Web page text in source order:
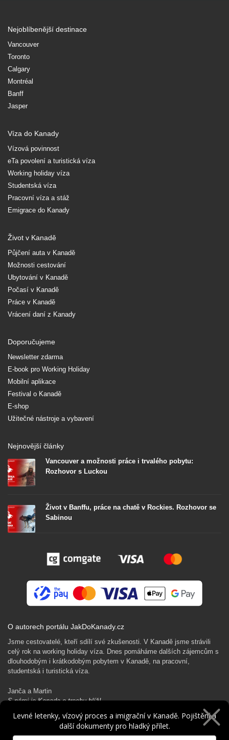
Nejoblíbenější destinace
Vancouver
Toronto
Calgary
Montréal
Banff
Jasper
Víza do Kanady
Vízová povinnost
eTa povolení a turistická víza
Working holiday víza
Studentská víza
Pracovní víza a stáž
Emigrace do Kanady
Život v Kanadě
Půjčení auta v Kanadě
Možnosti cestování
Ubytování v Kanadě
Počasí v Kanadě
Práce v Kanadě
Vrácení daní z Kanady
Doporučujeme
Newsletter zdarma
E-book pro Working Holiday
Mobilní aplikace
Festival o Kanadě
E-shop
Užitečné nástroje a vybavení
Nejnovější články
Vancouver a možnosti práce i trvalého pobytu:
Rozhovor s Luckou
Život v Banffu, práce na chatě v Rockies. Rozhovor se
Sabinou
O autorech portálu JakDoKanady.cz
Jsme cestovatelé, kteří sdílí své zkušenosti. V Kanadě jsme strávili
celý rok na working holiday víza. Dnes pomáháme dalších zájemcům s
dlouhodobým i krátkodobým pobytem v Kanadě, na pracovní,
studentská i turistická víza.
Janča a Martin
S námi je Kanada o trochu blíž!
Rádi Ti pomůžeme s kanadským dobrodružstvím…
Levné letenky, vízový proces a imigrační v Kanadě. Pojištění a
další dokumenty pro hladký přílet.